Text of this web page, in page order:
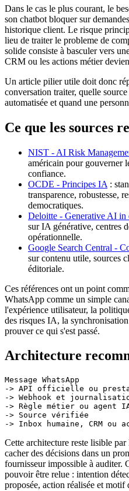
Dans le cas le plus courant, le
son chatbot bloquer sur
historique client. Le risque
lieu de traiter le probleme de
solide consiste à basculer vers
CRM ou les actions métier
Un article pilier utile doit donc
conversation traiter, quelle
automatisée et quand une
Ce que les sources
NIST - AI Risk
américain pour gouverner
confiance.
OCDE - Principes IA :
transparence, robustesse,
democratiques.
Deloitte - Generative AI in
sur IA générative, centres
opérationnelle.
Google Search Central -
sur contenu utile, sources
éditoriale.
Ces références ont un point
WhatsApp comme un simple
l'expérience utilisateur, la
des risques IA, la
prouver ce qui s'est passé.
Architecture
Message WhatsApp
-> API officielle ou
-> Webhook et
-> Règle métier ou agent
-> Source vérifiée
Cette architecture reste lisible
cacher des décisions dans un
fournisseur impossible à auditer.
pouvoir être relue : intention
proposée, action réalisée et motif